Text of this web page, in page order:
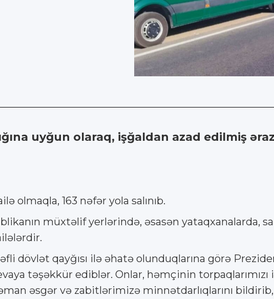
uyğun olaraq, işğaldan azad edilmiş
olmaqla, 163 nəfər yola salınıb.
müxtəlif yerlərində, əsasən yataqxanalarda,
dövlət qayğısı ilə əhatə olunduqlarına görə
təşəkkür ediblər. Onlar, həmçinin torpaqlarımızı
əsgər və zabitlərimizə minnətdarlıqlarını